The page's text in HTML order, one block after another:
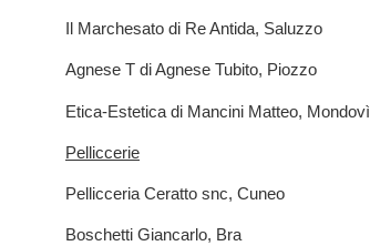
Il Marchesato di Re Antida, Saluzzo
Agnese T di Agnese Tubito, Piozzo
Etica-Estetica di Mancini Matteo, Mondovì
Pelliccerie
Pellicceria Ceratto snc, Cuneo
Boschetti Giancarlo, Bra